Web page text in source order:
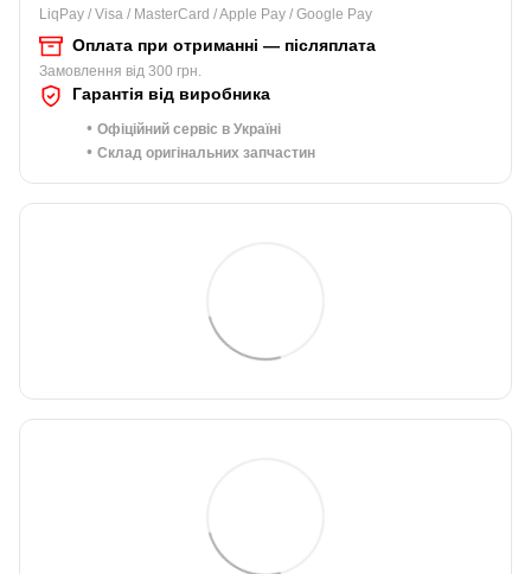
LiqPay / Visa / MasterCard / Apple Pay / Google Pay
Оплата при отриманні — післяплата
Замовлення від 300 грн.
Гарантія від виробника
• Офіційний сервіс в Україні
• Склад оригінальних запчастин